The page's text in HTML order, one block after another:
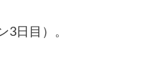
日目）。